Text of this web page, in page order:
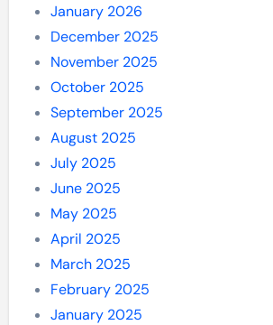
January 2026
December 2025
November 2025
October 2025
September 2025
August 2025
July 2025
June 2025
May 2025
April 2025
March 2025
February 2025
January 2025